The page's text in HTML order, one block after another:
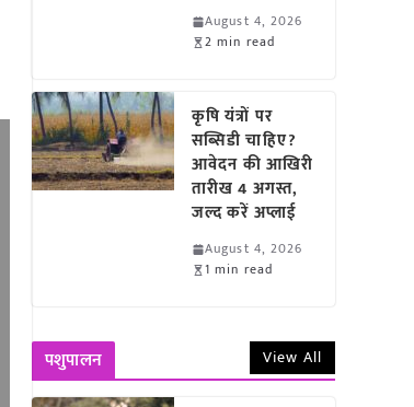
August 4, 2026
2 min read
कृषि यंत्रों पर
सब्सिडी चाहिए?
आवेदन की आखिरी
तारीख 4 अगस्त,
जल्द करें अप्लाई
August 4, 2026
1 min read
पशुपालन View All